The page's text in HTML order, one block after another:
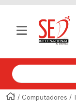
Buscar
Computadores